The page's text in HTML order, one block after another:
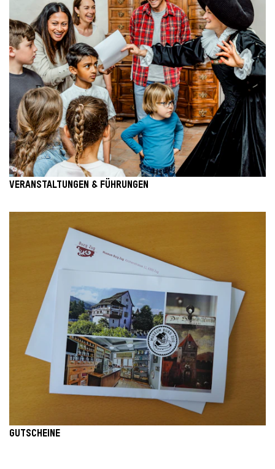
VERANSTALTUNGEN & FÜHRUNGEN
GUTSCHEINE